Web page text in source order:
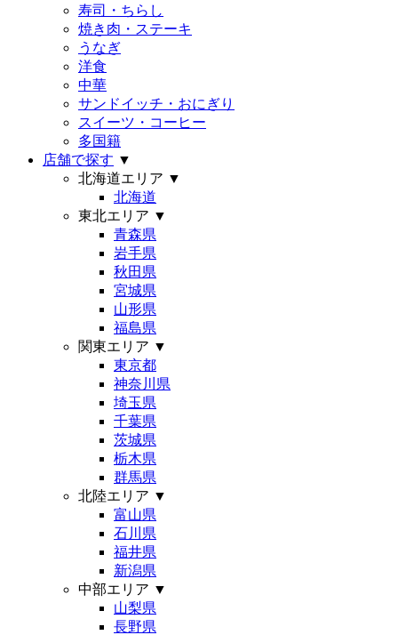
寿司・ちらし
焼き肉・ステーキ
うなぎ
洋食
中華
サンドイッチ・おにぎり
スイーツ・コーヒー
多国籍
店舗で探す ▼
北海道エリア ▼
北海道
東北エリア ▼
青森県
岩手県
秋田県
宮城県
山形県
福島県
関東エリア ▼
東京都
神奈川県
埼玉県
千葉県
茨城県
栃木県
群馬県
北陸エリア ▼
富山県
石川県
福井県
新潟県
中部エリア ▼
山梨県
長野県